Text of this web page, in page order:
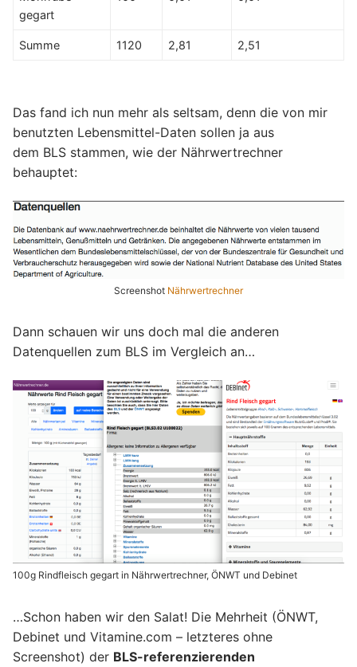
gegart
Summe 1120 2,81 2,51
Das fand ich nun mehr als seltsam, denn die von mir
benutzten Lebensmittel-Daten sollen ja aus
dem BLS stammen, wie der Nährwertrechner
behauptet:
Screenshot Nährwertrechner
Dann schauen wir uns doch mal die anderen
Datenquellen zum BLS im Vergleich an…
100g Rindfleisch gegart in Nährwertrechner, ÖNWT und Debinet
…Schon haben wir den Salat! Die Mehrheit (ÖNWT,
Debinet und Vitamine.com – letzteres ohne
Screenshot) der BLS-referenzierenden